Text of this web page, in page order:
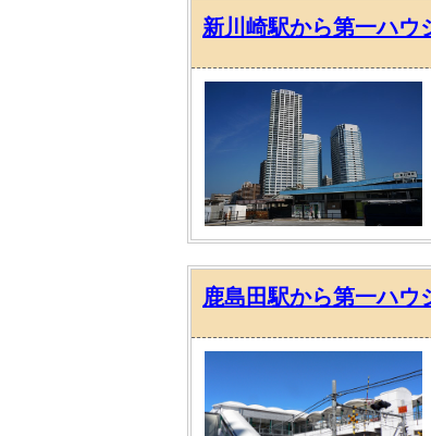
新川崎駅から第一ハウ
鹿島田駅から第一ハウ